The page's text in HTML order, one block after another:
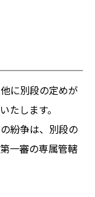
に別段の定めが
たします。
紛争は、別段の
一審の専属管轄